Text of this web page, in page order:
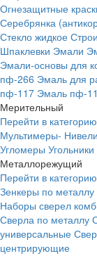
Огнезащитные
Серебрянка
Стекло жидкое
Шпаклевки Эмали
Эмали-основы для
пф-266 Эмаль для
пф-117 Эмаль пф-
Мерительный
Перейти в категорию
Мультимеры-
Угломеры Угольники
Металлорежущий
Перейти в категорию
Зенкеры по металлу
Наборы сверел
Сверла по металлу
универсальные
центрирующие